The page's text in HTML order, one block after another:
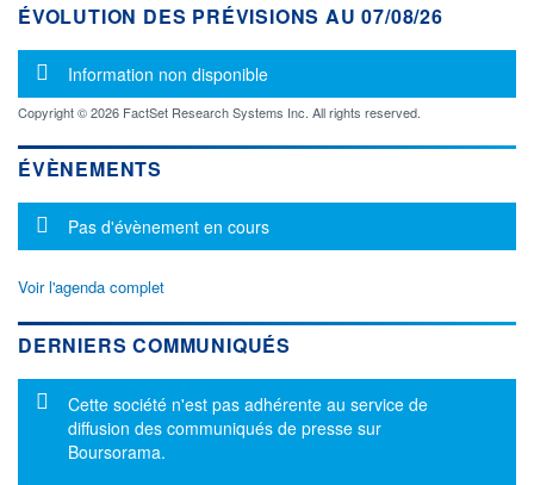
ÉVOLUTION DES PRÉVISIONS AU 07/08/26
Message d'information
Information non disponible
Copyright © 2026 FactSet Research Systems Inc. All rights reserved.
ÉVÈNEMENTS
Message d'information
Pas d'évènement en cours
Voir l'agenda complet
DERNIERS COMMUNIQUÉS
Message d'information
Cette société n'est pas adhérente au service de
diffusion des communiqués de presse sur
Boursorama.